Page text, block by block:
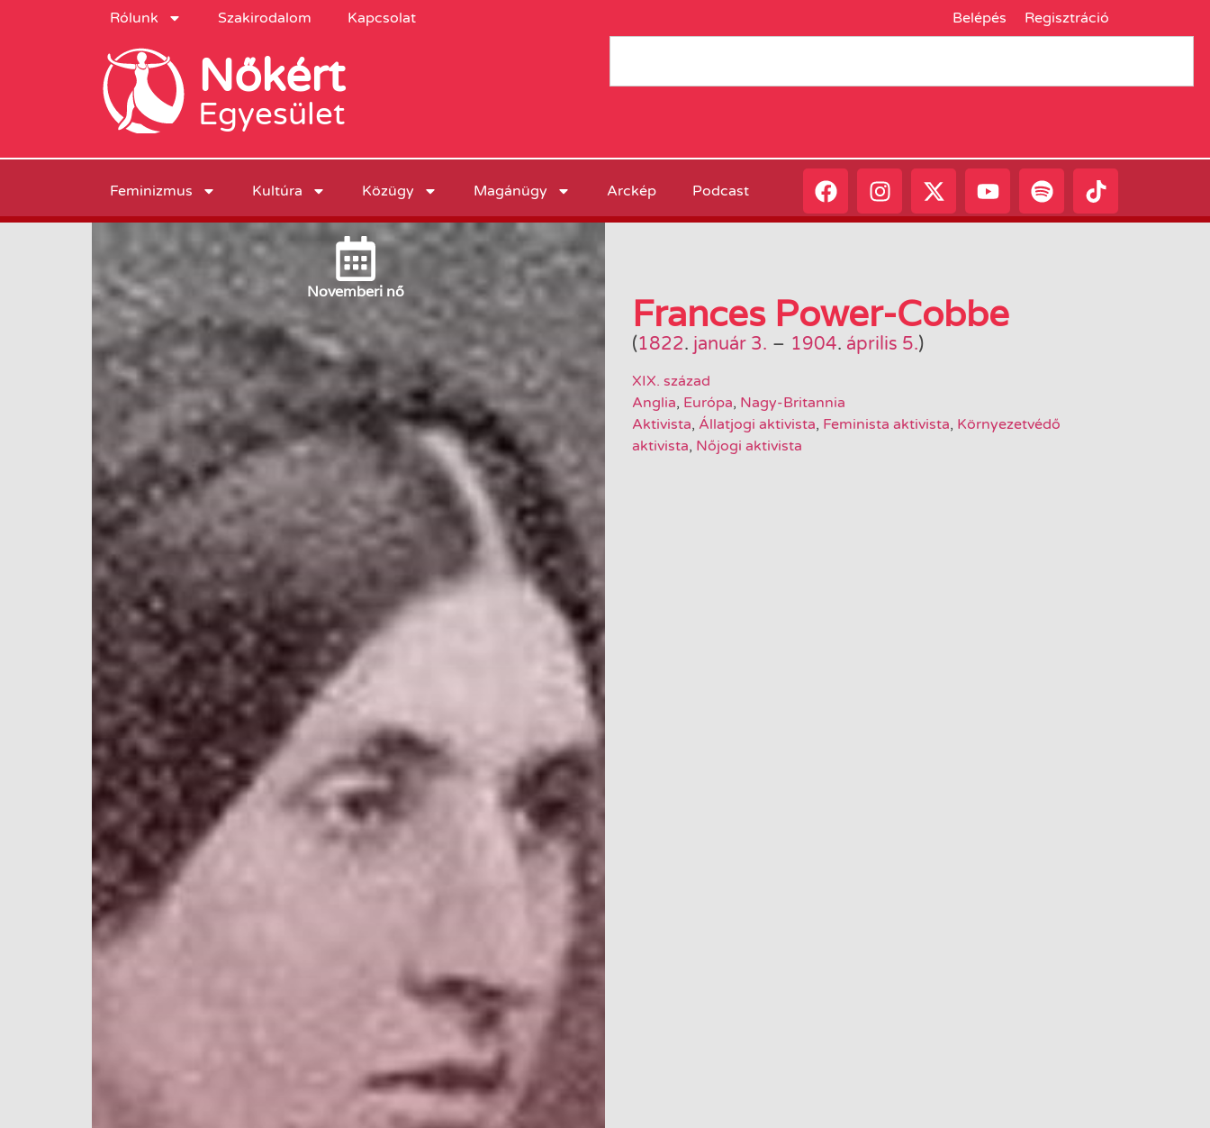
Rólunk Szakirodalom Kapcsolat Belépés Regisztráció
Nőkért
Egyesület
Feminizmus Kultúra Közügy Magánügy Arckép Podcast
Novemberi nő Frances Power-Cobbe
(1822. január 3. – 1904. április 5.)
XIX. század
Anglia, Európa, Nagy-Britannia
Aktivista, Állatjogi aktivista, Feminista aktivista, Környezetvédő
aktivista, Nőjogi aktivista